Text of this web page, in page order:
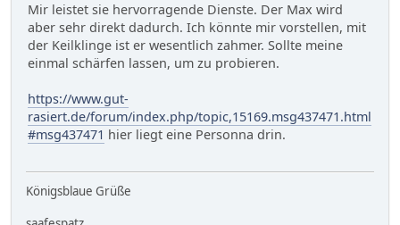
Mir leistet sie hervorragende Dienste. Der Max wird
aber sehr direkt dadurch. Ich könnte mir vorstellen, mit
der Keilklinge ist er wesentlich zahmer. Sollte meine
einmal schärfen lassen, um zu probieren.
https://www.gut-
rasiert.de/forum/index.php/topic,15169.msg437471.html
#msg437471 hier liegt eine Personna drin.
Königsblaue Grüße